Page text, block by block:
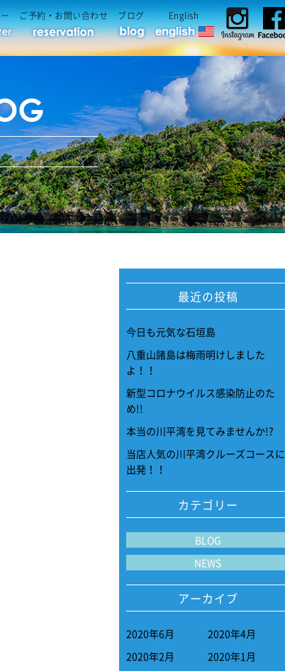
ご予約・お問い合わせ ブログ English
最近の投稿
今日も元気な石垣島
八重山諸島は梅雨明けしました
よ！！
新型コロナウイルス感染防止のた
め!!
本当の川平湾を見てみませんか!?
当店人気の川平湾クルーズコースに
出発！！
カテゴリー
BLOG
NEWS
アーカイブ
2020年6月
2020年4月
2020年2月
2020年1月